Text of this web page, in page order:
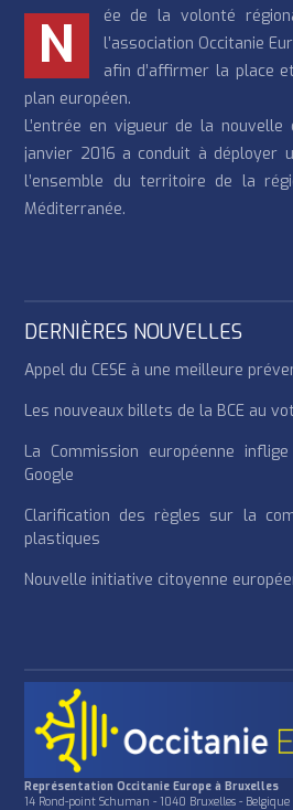
N
ée de la volonté
l’association Occitanie
afin d’affirmer la place
plan européen.
L’entrée en vigueur de la
janvier 2016 a conduit à déployer
l’ensemble du territoire de la
Méditerranée.
DERNIÈRES NOUVELLES
Appel du CESE à une meilleure
Les nouveaux billets de la BCE au
La Commission européenne
Google
Clarification des règles sur la
plastiques
Nouvelle initiative citoyenne
Représentation Occitanie Europe à Bruxelles
14 Rond-point Schuman - 1040 Bruxelles - Belgique